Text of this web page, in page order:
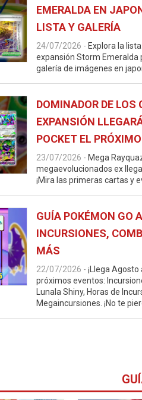
EMERALDA EN
LISTA Y GALERÍA
24/07/2026 - Explora la
expansión Storm Emeralda
galería de imágenes en
DOMINADOR DE LOS
EXPANSIÓN
POCKET EL
23/07/2026 - Mega
megaevolucionados ex
¡Mira las primeras cartas y
GUÍA POKÉMON GO
INCURSIONES,
MÁS
22/07/2026 - ¡Llega Agosto
próximos eventos:
Lunala Shiny, Horas de
Megaincursiones. ¡No te